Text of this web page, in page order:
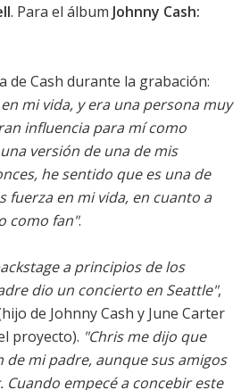
. Para el álbum Johnny Cash:
de Cash durante la grabación:
mi vida, y era una persona muy
influencia para mí como
versión de una de mis
he sentido que es una de
fuerza en mi vida, en cuanto a
como fan".
a principios de los
dio un concierto en Seattle",
de Johnny Cash y June Carter
proyecto). "Chris me dijo que
de mi padre, aunque sus amigos
Cuando empecé a concebir este